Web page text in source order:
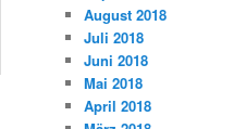
August 2018
Juli 2018
Juni 2018
Mai 2018
April 2018